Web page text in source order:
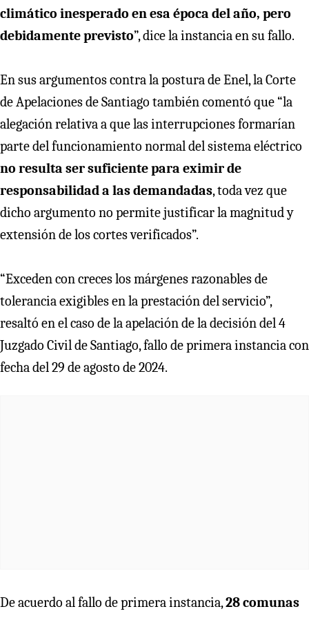
climático inesperado en esa época del año, pero
debidamente previsto”, dice la instancia en su fallo.
En sus argumentos contra la postura de Enel, la Corte
de Apelaciones de Santiago también comentó que “la
alegación relativa a que las interrupciones formarían
parte del funcionamiento normal del sistema eléctrico
no resulta ser suficiente para eximir de
responsabilidad a las demandadas, toda vez que
dicho argumento no permite justificar la magnitud y
extensión de los cortes verificados”.
“Exceden con creces los márgenes razonables de
tolerancia exigibles en la prestación del servicio”,
resaltó en el caso de la apelación de la decisión del 4
Juzgado Civil de Santiago, fallo de primera instancia con
fecha del 29 de agosto de 2024.
De acuerdo al fallo de primera instancia,28 comunas